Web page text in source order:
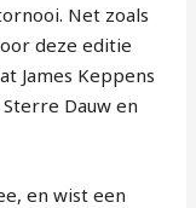
Net zoals
deze editie
James Keppens
Dauw en
en wist een